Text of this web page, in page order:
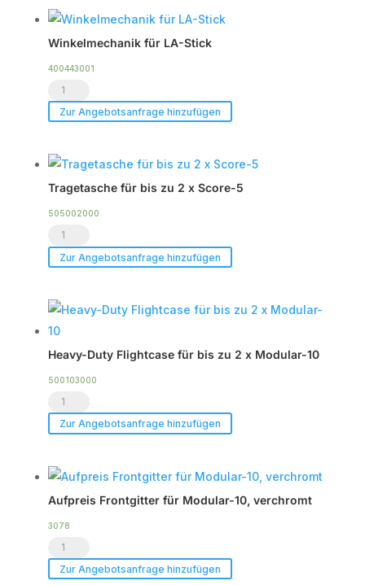
neigbar
Menge
Winkelmechanik für LA-Stick
400443001
Winkelmechanik
für
Stick
Menge
Zur Angebotsanfrage hinzufügen
Tragetasche für bis zu 2 x Score-5
505002000
Tragetasche
für
zu
x
Score-
5
Menge
Zur Angebotsanfrage hinzufügen
Heavy-Duty Flightcase für bis zu 2 x Modular-10
500103000
Heavy-
Duty
für
bis
zu
2
Modular-
Zur Angebotsanfrage hinzufügen
Aufpreis Frontgitter für Modular-10, verchromt
3078
Aufpreis
Frontgitter
Zur Angebotsanfrage hinzufügen